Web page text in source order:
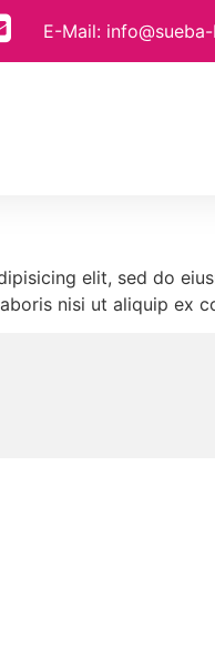
E-Mail:
elit, sed do
nisi ut aliquip ex